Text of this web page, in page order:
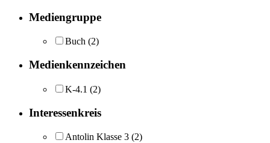
Mediengruppe
Buch (2)
Medienkennzeichen
K-4.1 (2)
Interessenkreis
Antolin Klasse 3 (2)